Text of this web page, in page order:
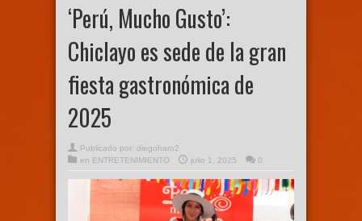
‘Perú, Mucho Gusto’:
Chiclayo es sede de la gran
fiesta gastronómica de
2025
Publicado por: diegoharo2
en ENTRETENIMIENTO julio 1, 2025 0